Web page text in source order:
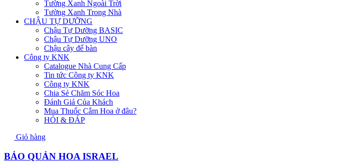
Tường Xanh Ngoài Trời
Tường Xanh Trong Nhà
CHẬU TỰ DƯỠNG
Chậu Tự Dưỡng BASIC
Chậu Tự Dưỡng UNO
Chậu cây để bàn
Công ty KNK
Catalogue Nhà Cung Cấp
Tin tức Công ty KNK
Công ty KNK
Chia Sẻ Chăm Sóc Hoa
Đánh Giá Của Khách
Mua Thuốc Cắm Hoa ở đâu?
HỎI & ĐÁP
Giỏ hàng
BẢO QUẢN HOA ISRAEL